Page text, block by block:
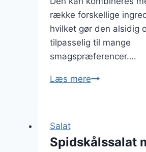
række forskellige
hvilket gør den alsidig
tilpasselig til mange
smagspræferencer….
Læs mereSpidskålssalat
Salat
Spidskålssalat